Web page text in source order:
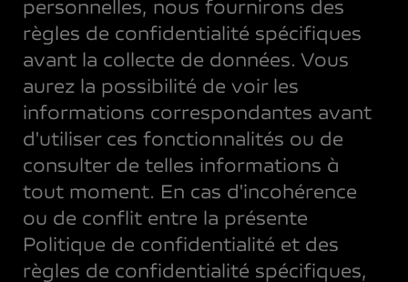
personnelles, nous fournirons des
règles de confidentialité spécifiques
avant la collecte de données. Vous
aurez la possibilité de voir les
informations correspondantes avant
d'utiliser ces fonctionnalités ou de
consulter de telles informations à
tout moment. En cas d'incohérence
ou de conflit entre la présente
Politique de confidentialité et des
règles de confidentialité spécifiques,